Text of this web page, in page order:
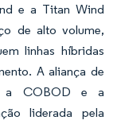
e a Titan Wind
de alto volume,
linhas híbridas
A aliança de
a COBOD e a
liderada pela